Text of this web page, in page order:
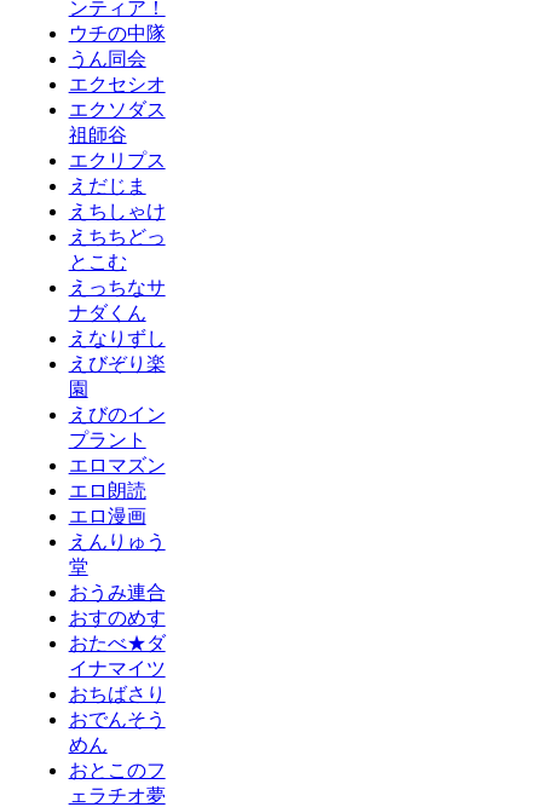
ンティア！
ウチの中隊
うん同会
エクセシオ
エクソダス
祖師谷
エクリプス
えだじま
えちしゃけ
えちちどっ
とこむ
えっちなサ
ナダくん
えなりずし
えびぞり楽
園
えびのイン
プラント
エロマズン
エロ朗読
エロ漫画
えんりゅう
堂
おうみ連合
おすのめす
おたべ★ダ
イナマイツ
おちばさり
おでんそう
めん
おとこのフ
ェラチオ夢